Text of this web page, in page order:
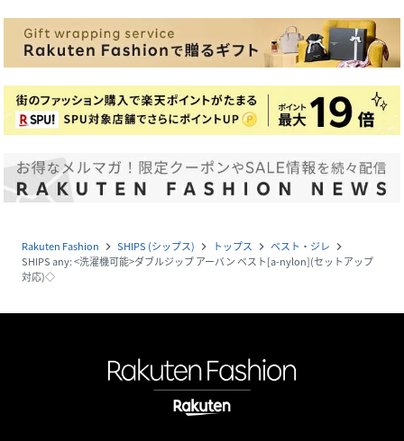
Rakuten Fashion navigate_next SHIPS (シップス) navigate_next トップス navigate_next ベスト・ジレ navigate_next
SHIPS any: <洗濯機可能>ダブルジップ アーバン ベスト[a-nylon](セットアップ
対応)◇